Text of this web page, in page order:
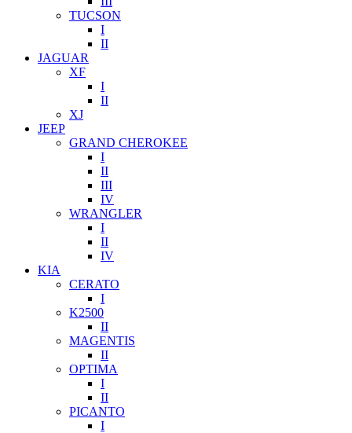
TUCSON
I
II
JAGUAR
XF
I
II
XJ
JEEP
GRAND CHEROKEE
I
II
III
IV
WRANGLER
I
II
IV
KIA
CERATO
I
K2500
II
MAGENTIS
II
OPTIMA
I
II
PICANTO
I